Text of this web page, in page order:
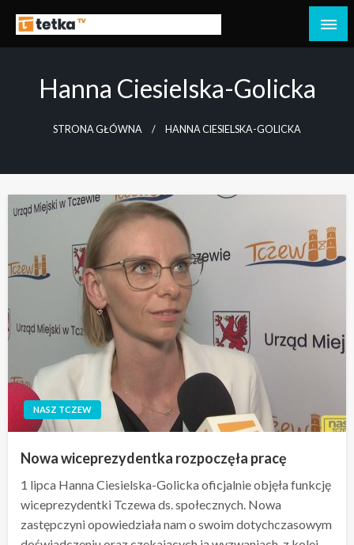
treściTv Tetka Tczew
Tetka Tczew – Twoja lokalna telewizja!
Hanna Ciesielska-Golicka
STRONA GŁÓWNA HANNA CIESIELSKA-GOLICKA
NASZ TCZEW
Nowa wiceprezydentka rozpoczęła pracę
1 lipca Hanna Ciesielska-Golicka oficjalnie objęła funkcję
wiceprezydentki Tczewa ds. społecznych. Nowa
zastępczyni opowiedziała nam o swoim dotychczasowym